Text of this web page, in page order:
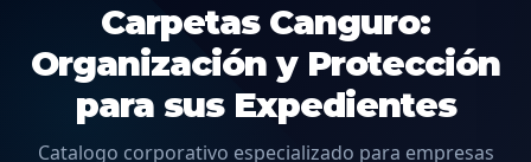
Carpetas Canguro:
Organización y Protección
para sus Expedientes
Catalogo corporativo especializado para empresas